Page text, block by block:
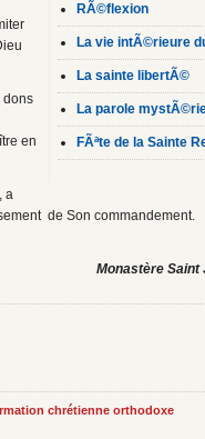
RÃ©flexion
La vie intÃ©rieure
La sainte libertÃ©
La parole
FÃªte de la Sainte
dons
en
a
de Son commandement.
Monastère Saint
chrétienne orthodoxe